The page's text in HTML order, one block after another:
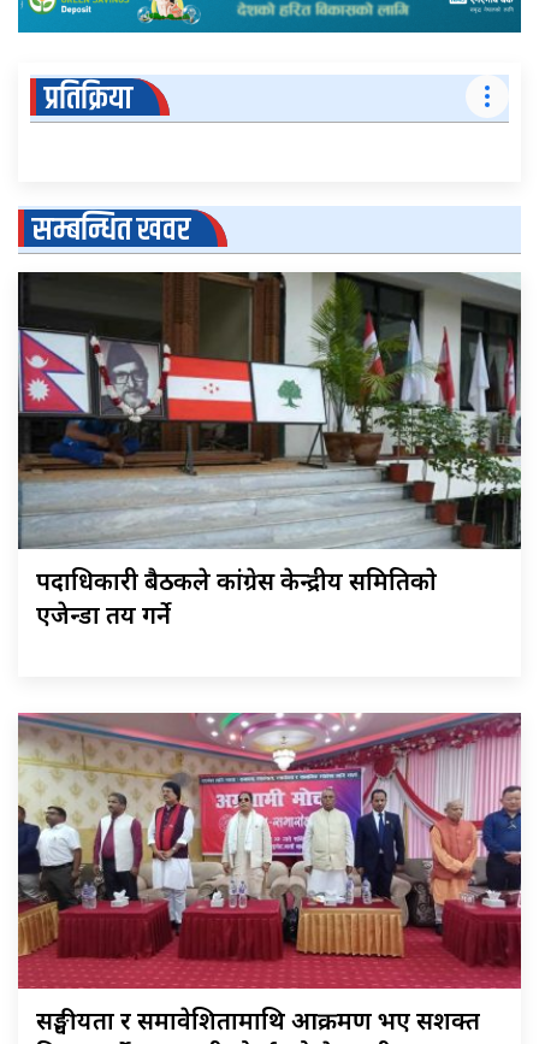
प्रतिक्रिया
सम्बन्धित खवर
पदाधिकारी बैठकले कांग्रेस केन्द्रीय समितिकाे
एजेन्डा तय गर्ने
सङ्घीयता र समावेशितामाथि आक्रमण भए सशक्त